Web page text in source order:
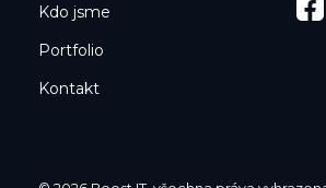
Kdo jsme
Portfolio
Kontakt